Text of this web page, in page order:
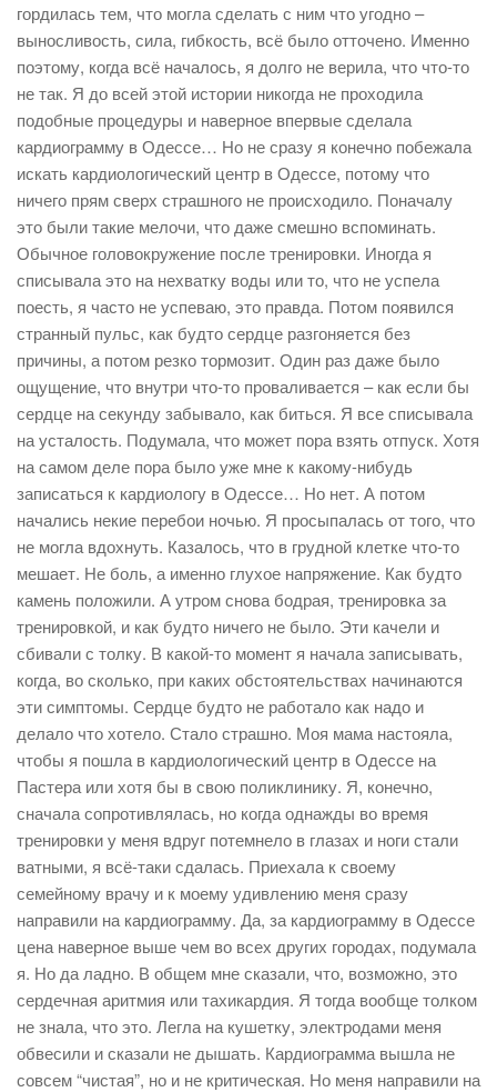
гордилась тем, что могла сделать с ним что угодно –
выносливость, сила, гибкость, всё было отточено. Именно
поэтому, когда всё началось, я долго не верила, что что-то
не так. Я до всей этой истории никогда не проходила
подобные процедуры и наверное впервые сделала
кардиограмму в Одессе… Но не сразу я конечно побежала
искать кардиологический центр в Одессе, потому что
ничего прям сверх страшного не происходило. Поначалу
это были такие мелочи, что даже смешно вспоминать.
Обычное головокружение после тренировки. Иногда я
списывала это на нехватку воды или то, что не успела
поесть, я часто не успеваю, это правда. Потом появился
странный пульс, как будто сердце разгоняется без
причины, а потом резко тормозит. Один раз даже было
ощущение, что внутри что-то проваливается – как если бы
сердце на секунду забывало, как биться. Я все списывала
на усталость. Подумала, что может пора взять отпуск. Хотя
на самом деле пора было уже мне к какому-нибудь
записаться к кардиологу в Одессе… Но нет. А потом
начались некие перебои ночью. Я просыпалась от того, что
не могла вдохнуть. Казалось, что в грудной клетке что-то
мешает. Не боль, а именно глухое напряжение. Как будто
камень положили. А утром снова бодрая, тренировка за
тренировкой, и как будто ничего не было. Эти качели и
сбивали с толку. В какой-то момент я начала записывать,
когда, во сколько, при каких обстоятельствах начинаются
эти симптомы. Сердце будто не работало как надо и
делало что хотело. Стало страшно. Моя мама настояла,
чтобы я пошла в кардиологический центр в Одессе на
Пастера или хотя бы в свою поликлинику. Я, конечно,
сначала сопротивлялась, но когда однажды во время
тренировки у меня вдруг потемнело в глазах и ноги стали
ватными, я всё-таки сдалась. Приехала к своему
семейному врачу и к моему удивлению меня сразу
направили на кардиограмму. Да, за кардиограмму в Одессе
цена наверное выше чем во всех других городах, подумала
я. Но да ладно. В общем мне сказали, что, возможно, это
сердечная аритмия или тахикардия. Я тогда вообще толком
не знала, что это. Легла на кушетку, электродами меня
обвесили и сказали не дышать. Кардиограмма вышла не
совсем “чистая”, но и не критическая. Но меня направили на